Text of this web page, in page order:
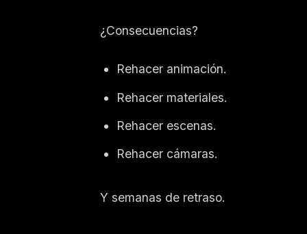
¿Consecuencias?
Rehacer animación.
Rehacer materiales.
Rehacer escenas.
Rehacer cámaras.
Y semanas de retraso.